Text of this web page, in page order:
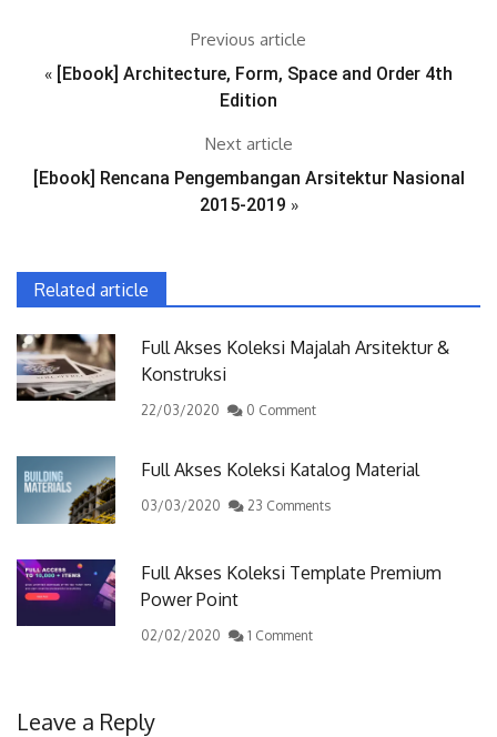
Previous article
« [Ebook] Architecture, Form, Space and Order 4th
Edition
Next article
[Ebook] Rencana Pengembangan Arsitektur Nasional
2015-2019 »
Related article
Full Akses Koleksi Majalah Arsitektur &
Konstruksi
22/03/2020 0 Comment
Full Akses Koleksi Katalog Material
03/03/2020 23 Comments
Full Akses Koleksi Template Premium
Power Point
02/02/2020 1 Comment
Leave a Reply